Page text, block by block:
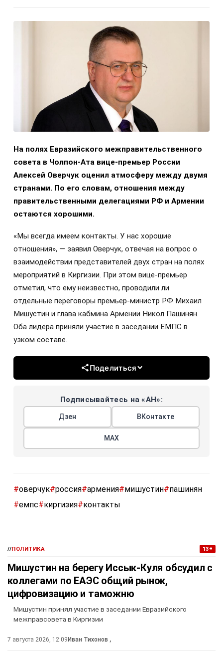
На полях Евразийского межправительственного
совета в Чолпон-Ата вице-премьер России
Алексей Оверчук оценил атмосферу между двумя
странами. По его словам, отношения между
правительственными делегациями РФ и Армении
остаются хорошими.
«Мы всегда имеем контакты. У нас хорошие
отношения», — заявил Оверчук, отвечая на вопрос о
взаимодействии представителей двух стран на полях
мероприятий в Киргизии. При этом вице-премьер
отметил, что ему неизвестно, проводили ли
отдельные переговоры премьер-министр РФ Михаил
Мишустин и глава кабмина Армении Никол Пашинян.
Оба лидера приняли участие в заседании ЕМПС в
узком составе.
Поделиться
Подписывайтесь на «АН»:
Дзен ВКонтакте
МАХ
#оверчук#россия#армения#мишустин#пашинян
#емпс#киргизия#контакты
//ПОЛИТИКА 13+
Мишустин на берегу Иссык-Куля обсудил с
коллегами по ЕАЭС общий рынок,
цифровизацию и таможню
Мишустин принял участие в заседании Евразийского
межправсовета в Киргизии
7 августа 2026, 12:09Иван Тихонов ,